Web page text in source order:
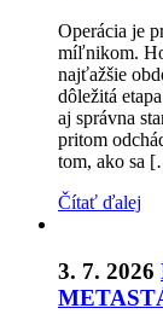
Operácia je
míľnikom.
najťažšie
dôležitá
aj správna
pritom
tom, ako sa
Čítať ďalej
3. 7. 2026